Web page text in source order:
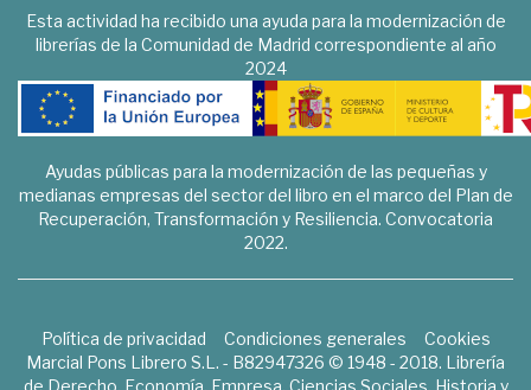
Esta actividad ha recibido una ayuda para la modernización de
librerías de la Comunidad de Madrid correspondiente al año
2024
Ayudas públicas para la modernización de las pequeñas y
medianas empresas del sector del libro en el marco del Plan de
Recuperación, Transformación y Resiliencia. Convocatoria
2022.
Política de privacidad Condiciones generales
Cookies
Marcial Pons Librero S.L. - B82947326 © 1948 - 2018. Librería
de Derecho, Economía, Empresa, Ciencias Sociales, Historia y